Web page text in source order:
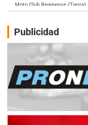
Humboldt (Santa Fe)
Ciudad de Avellaneda (Asfalto)
SUR SANTAFESINO - F4
José Samuel Sánchez (Tierra)
Rufino (Santa Fe)
TUCUMANO - F5
El Timbó (Tucumán)
Publicidad